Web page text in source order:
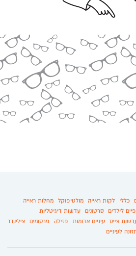
כללי לקות ראייה מולטיפוקל מחלות ראייה
לילדים סרטונים עדשות דיגיטליות
צייס עיניים אדומות פזילה פרסומים צילינדר
לעיניים